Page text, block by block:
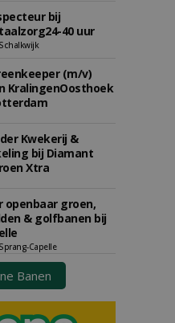
bij
40 uur
(m/v)
KralingenOosthoek
Kwekerij &
bij Diamant
Xtra
openbaar groen,
& golfbanen bij
Capelle
Banen